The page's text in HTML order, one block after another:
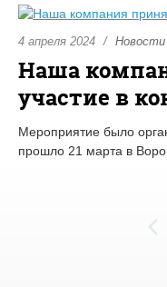
4 апреля 2024 Новости
Наша
участие в
Мероприятие было
прошло 21 марта в